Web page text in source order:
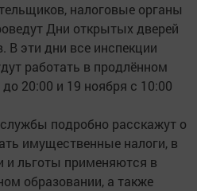
налоговые органы
Дни открытых дверей
В эти дни все инспекции
работать в продлённом
20:00 и 19 ноября с 10:00
подробно расскажут о
имущественные налоги, в
и льготы применяются в
образовании, а также